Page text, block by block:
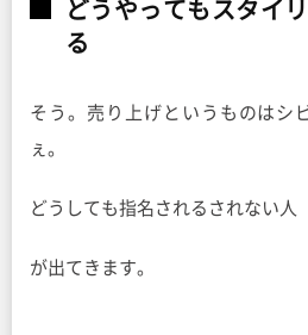
どうやってもスタイ
る
そう。売り上げというものはシ
ぇ。
どうしても指名されるされない人
が出てきます。